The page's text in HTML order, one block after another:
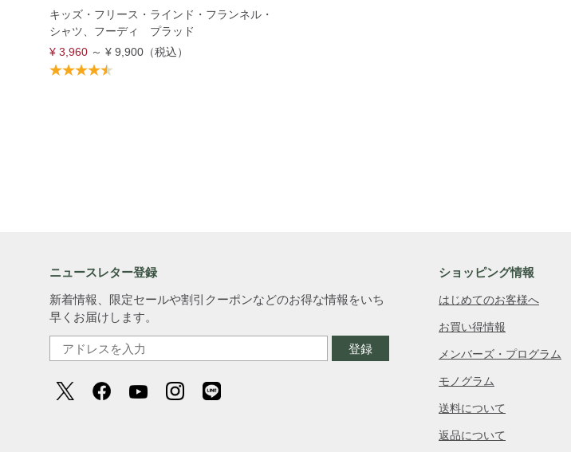
キッズ・フリース・ラインド・フランネル・
シャツ、フーディ プラッド
¥ 3,960 ～ ¥ 9,900 （税込）
ニュースレター登録
新着情報、限定セールや割引クーポンなどのお得な情報をいち
早くお届けします。
登録
ショッピング情報
はじめてのお客様へ
お買い得情報
メンバーズ・プログラム
モノグラム
送料について
返品について